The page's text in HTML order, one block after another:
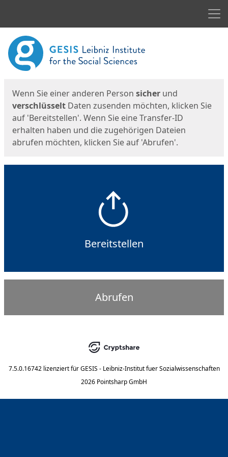
Start
Wenn Sie einer anderen Person sicher und
verschlüsselt Daten zusenden möchten, klicken Sie
auf 'Bereitstellen'. Wenn Sie eine Transfer-ID
erhalten haben und die zugehörigen Dateien
abrufen möchten, klicken Sie auf 'Abrufen'.
Bereitstellen
Abrufen
7.5.0.16742 lizenziert für GESIS - Leibniz-Institut fuer Sozialwissenschaften
2026 Pointsharp GmbH